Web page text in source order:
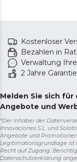
Kostenloser
Bezahlen in
Verwaltung
2 Jahre Garantie
Melden Sie sich für
Angebote und
*Der Inhaber der
Innovaciones S.L. und
Angebote und
Legitimationsgrundlage ist
Recht auf Zugang,
Datenschutzerklärung